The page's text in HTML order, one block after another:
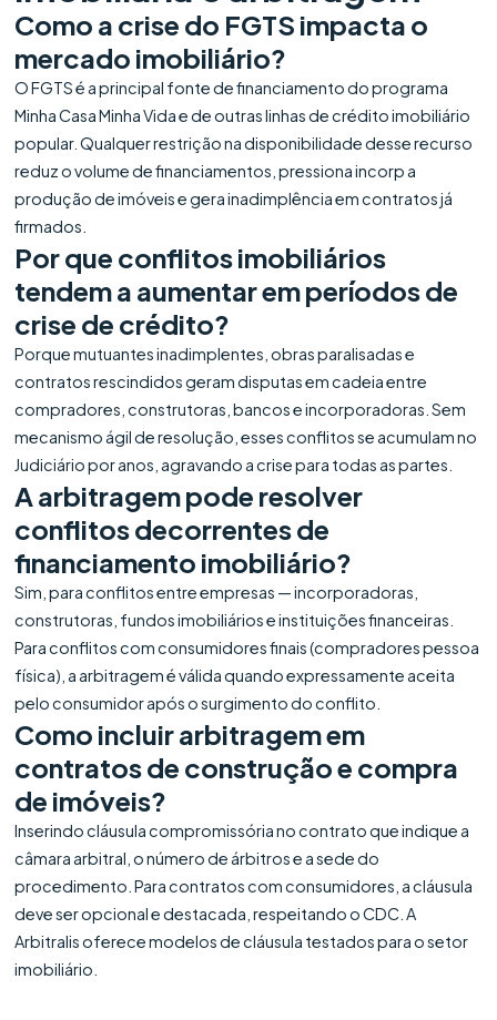
Como a crise do FGTS impacta o
mercado imobiliário?
O FGTS é a principal fonte de financiamento do programa
Minha Casa Minha Vida e de outras linhas de crédito imobiliário
popular. Qualquer restrição na disponibilidade desse recurso
reduz o volume de financiamentos, pressiona incorp a
produção de imóveis e gera inadimplência em contratos já
firmados.
Por que conflitos imobiliários
tendem a aumentar em períodos de
crise de crédito?
Porque mutuantes inadimplentes, obras paralisadas e
contratos rescindidos geram disputas em cadeia entre
compradores, construtoras, bancos e incorporadoras. Sem
mecanismo ágil de resolução, esses conflitos se acumulam no
Judiciário por anos, agravando a crise para todas as partes.
A arbitragem pode resolver
conflitos decorrentes de
financiamento imobiliário?
Sim, para conflitos entre empresas — incorporadoras,
construtoras, fundos imobiliários e instituições financeiras.
Para conflitos com consumidores finais (compradores pessoa
física), a arbitragem é válida quando expressamente aceita
pelo consumidor após o surgimento do conflito.
Como incluir arbitragem em
contratos de construção e compra
de imóveis?
Inserindo cláusula compromissória no contrato que indique a
câmara arbitral, o número de árbitros e a sede do
procedimento. Para contratos com consumidores, a cláusula
deve ser opcional e destacada, respeitando o CDC. A
Arbitralis oferece modelos de cláusula testados para o setor
imobiliário.